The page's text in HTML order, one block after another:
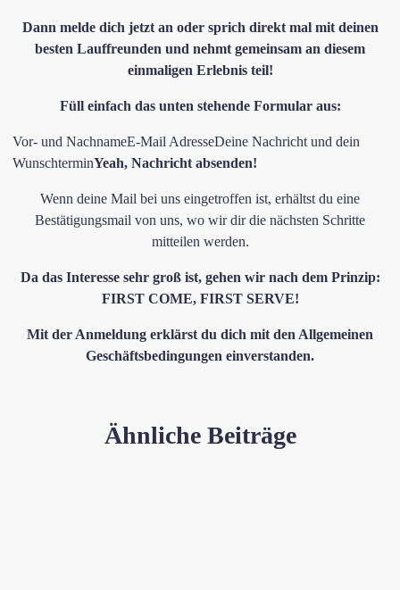
Dann melde dich jetzt an oder sprich direkt mal mit deinen
besten Lauffreunden und nehmt gemeinsam an diesem
einmaligen Erlebnis teil!
Füll einfach das unten stehende Formular aus:
Vor- und NachnameE-Mail AdresseDeine Nachricht und dein
Wunschtermin​Yeah, Nachricht absenden!
Wenn deine Mail bei uns eingetroffen ist, erhältst du eine
Bestätigungsmail von uns, wo wir dir die nächsten Schritte
mitteilen werden.
Da das Interesse sehr groß ist, gehen wir nach dem Prinzip:
FIRST COME, FIRST SERVE!
​Mit der Anmeldung erklärst du dich mit den Allgemeinen
Geschäftsbedingungen einverstanden.
Ähnliche Beiträge